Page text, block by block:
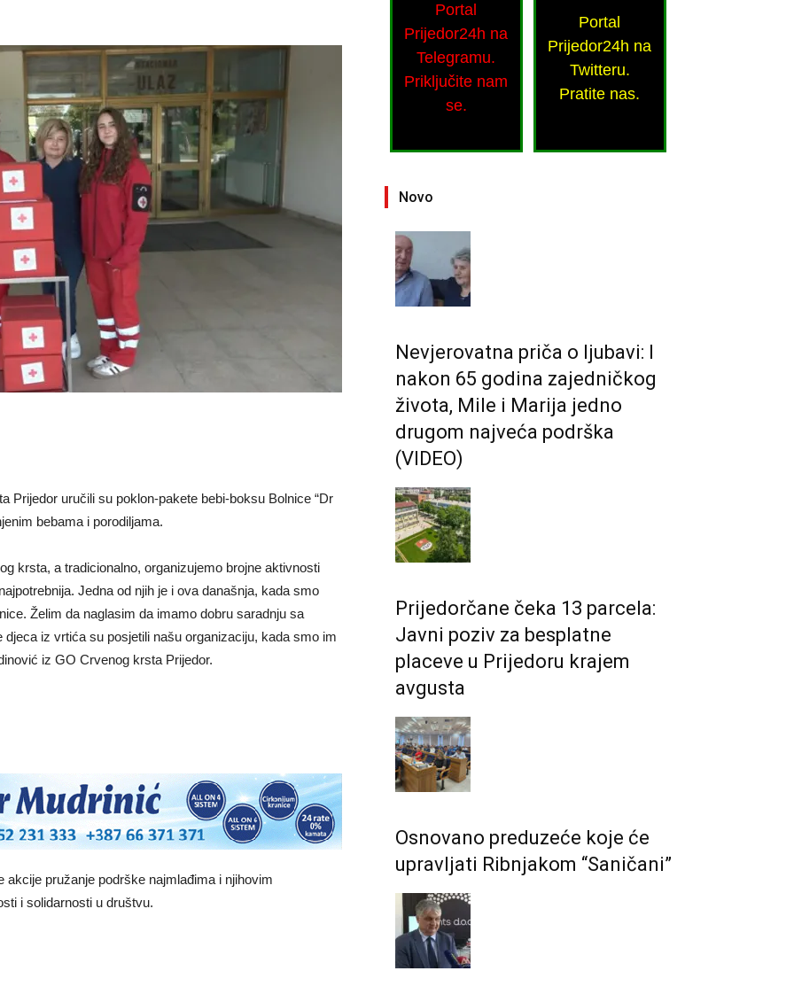
Prijedor uručili su poklon-pakete bebi-boksu Bolnice “Dr
bebama i porodiljama.
krsta, a tradicionalno, organizujemo brojne aktivnosti
Jedna od njih je i ova današnja, kada smo
Želim da naglasim da imamo dobru saradnju sa
iz vrtića su posjetili našu organizaciju, kada smo im
iz GO Crvenog krsta Prijedor.
pružanje podrške najmlađima i njihovim
i solidarnosti u društvu.
Portal
Prijedor24h na
Telegramu.
Priključite nam
se.
Portal
Prijedor24h na
Twitteru.
Pratite nas.
Novo
Nevjerovatna priča o ljubavi: I
nakon 65 godina zajedničkog
života, Mile i Marija jedno
drugom najveća podrška
(VIDEO)
Prijedorčane čeka 13 parcela:
Javni poziv za besplatne
placeve u Prijedoru krajem
avgusta
Osnovano preduzeće koje će
upravljati Ribnjakom “Saničani”